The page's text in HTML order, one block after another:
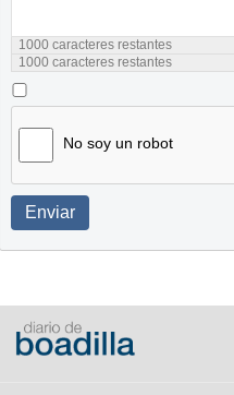
1000 caracteres restantes
1000 caracteres restantes
No soy un robot
Enviar